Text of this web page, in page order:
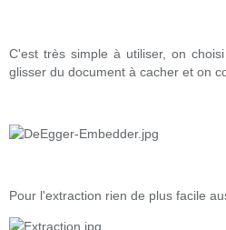
C'est très simple à utiliser, on
glisser du document à cacher et on
Pour l'extraction rien de plus facile